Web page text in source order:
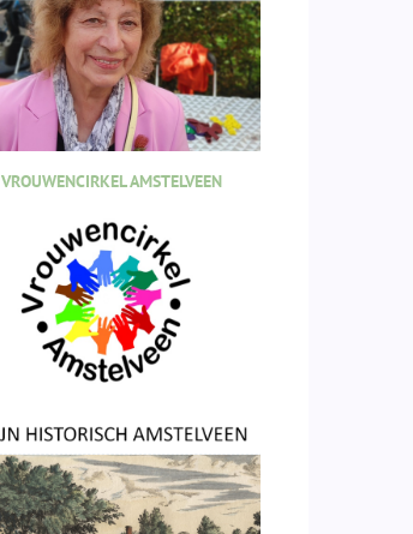
VROUWENCIRKEL AMSTELVEEN